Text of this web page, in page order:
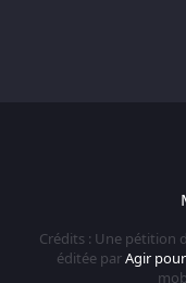
Crédits : Une pétition
éditée parAgir